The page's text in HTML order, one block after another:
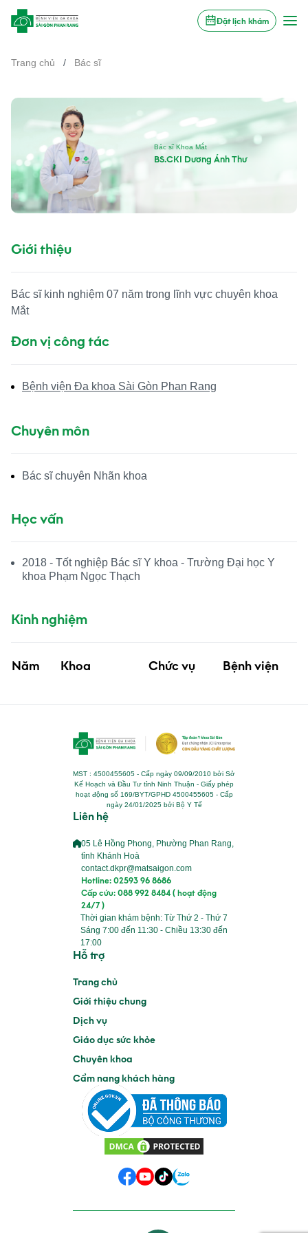
Đặt lịch khám
Trang chủ / Bác sĩ
Bác sĩ Khoa Mắt
BS.CKI Dương Ánh Thư
Giới thiệu
Bác sĩ kinh nghiệm 07 năm trong lĩnh vực chuyên khoa
Mắt
Đơn vị công tác
Bệnh viện Đa khoa Sài Gòn Phan Rang
Chuyên môn
Bác sĩ chuyên Nhãn khoa
Học vấn
2018 - Tốt nghiệp Bác sĩ Y khoa - Trường Đại học Y
khoa Phạm Ngọc Thạch
Kinh nghiệm
Năm Khoa Chức vụ Bệnh viện
MST : 4500455605 - Cấp ngày 09/09/2010 bởi Sở
Kế Hoạch và Đầu Tư tỉnh Ninh Thuận - Giấy phép
hoạt động số 169/BYT/GPHD 4500455605 - Cấp
ngày 24/01/2025 bởi Bộ Y Tế
Liên hệ
05 Lê Hồng Phong, Phường Phan Rang,
tỉnh Khánh Hoà
contact.dkpr@matsaigon.com
Hotline: 02593 96 8686
Cấp cứu: 088 992 8484 ( hoạt động
24/7 )
Thời gian khám bệnh: Từ Thứ 2 - Thứ 7
Sáng 7:00 đến 11:30 - Chiều 13:30 đến
17:00
Hỗ trợ
Trang chủ
Giới thiệu chung
Dịch vụ
Giáo dục sức khỏe
Chuyên khoa
Cẩm nang khách hàng